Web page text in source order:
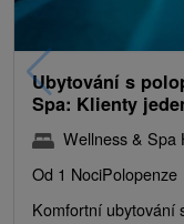
Ubytování s
Spa: Klienty
Wellness & Spa
Od 1 NociPolopenze
Komfortní ubytování